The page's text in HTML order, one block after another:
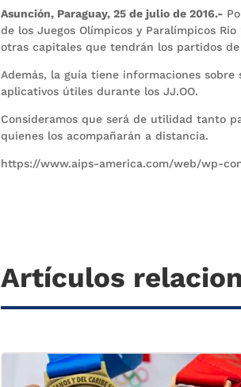
Asunción, Paraguay, 25 de julio de 2016.-
de los Juegos Olímpicos y Paralímpicos
otras capitales que tendrán los partidos
Además, la guía tiene informaciones
aplicativos útiles durante los JJ.OO.
Consideramos que será de utilidad tanto
quienes los acompañarán a distancia.
https://www.aips-america.com/web/wp-
Artículos